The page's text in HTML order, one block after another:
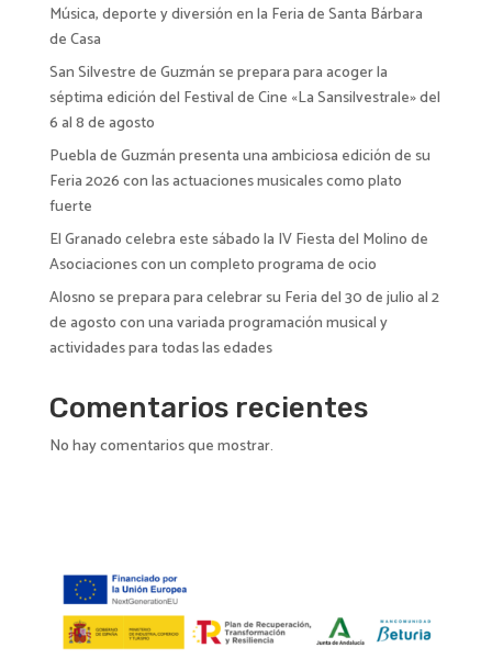
e
:
Música, deporte y diversión en la Feria de Santa Bárbara
de Casa
San Silvestre de Guzmán se prepara para acoger la
séptima edición del Festival de Cine «La Sansilvestrale» del
6 al 8 de agosto
Puebla de Guzmán presenta una ambiciosa edición de su
Feria 2026 con las actuaciones musicales como plato
fuerte
El Granado celebra este sábado la IV Fiesta del Molino de
Asociaciones con un completo programa de ocio
Alosno se prepara para celebrar su Feria del 30 de julio al 2
de agosto con una variada programación musical y
actividades para todas las edades
Comentarios recientes
No hay comentarios que mostrar.